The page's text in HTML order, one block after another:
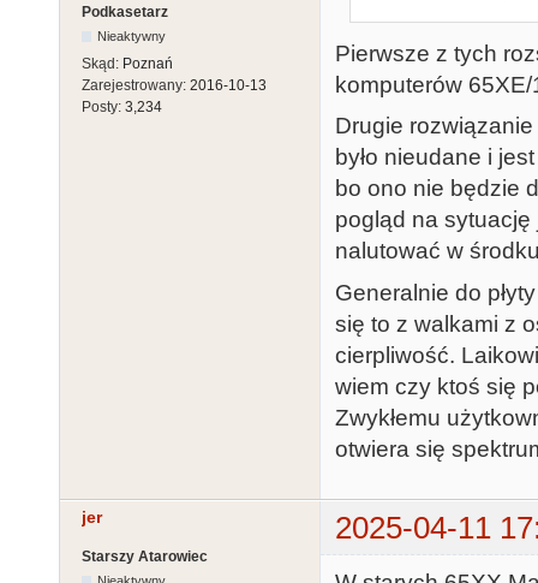
Podkasetarz
Nieaktywny
Skąd: Poznań
Zarejestrowany: 2016-10-13
Posty: 3,234
Pierwsze z tych
komputerów
Drugie
było nieudane i
bo ono nie będzie
pogląd na sytuację
nalutować w
Generalnie do
się to z walkami z
cierpliwość.
wiem czy ktoś się
Zwykłemu
otwiera się
jer 2025-04-11
Starszy Atarowiec